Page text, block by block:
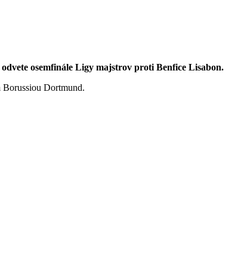
osemfinále Ligy majstrov proti Benfice Lisabon.
Borussiou Dortmund.